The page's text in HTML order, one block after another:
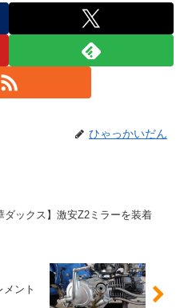
ひゃっかいだん
ダックス】激安Z2ミラーを装着
ント